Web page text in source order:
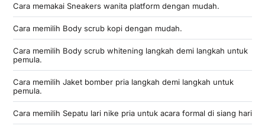
Cara memakai Sneakers wanita platform dengan mudah.
Cara memilih Body scrub kopi dengan mudah.
Cara memilih Body scrub whitening langkah demi langkah untuk
pemula.
Cara memilih Jaket bomber pria langkah demi langkah untuk
pemula.
Cara memilih Sepatu lari nike pria untuk acara formal di siang hari